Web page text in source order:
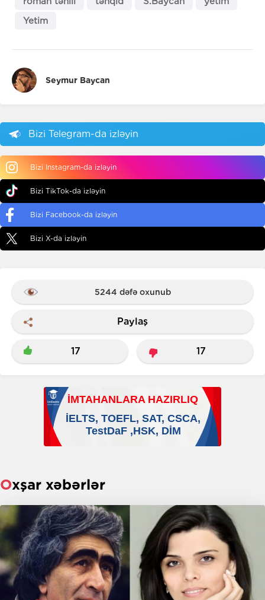
Yetim
Seymur Baycan
Bizi Telegram-da izləyin
Bizi Instagram-da izləyin
Bizi TikTok-da izləyin
Bizi Facebook-da izləyin
Bizi X-da izləyin
5244 dəfə oxunub
Paylaş
17 17
Oxşar xəbərlər